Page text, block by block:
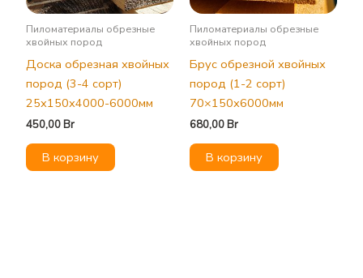
Пиломатериалы обрезные
хвойных пород
Доска обрезная хвойных
пород (3-4 сорт)
25х150х4000-6000мм
450,00Br
В корзину
Пиломатериалы обрезные
хвойных пород
Брус обрезной хвойных
пород (1-2 сорт)
70×150х6000мм
680,00Br
В корзину